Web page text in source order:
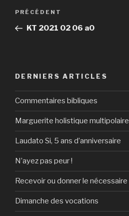
Navigation
l’article
Article
précédent
PRÉCÉDENT
KT 2021 02 06 a0
DERNIERS ARTICLES
Commentaires bibliques
Marguerite holistique multipolaire
Laudato Si, 5 ans d’anniversaire
N’ayez pas peur !
Recevoir ou donner le nécessaire
Dimanche des vocations